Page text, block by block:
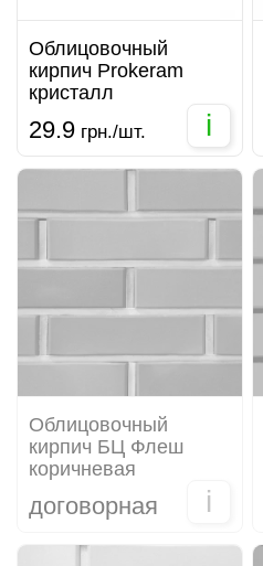
Облицовочный
кирпич Prokeram
кристалл
29.9 грн./шт. i
Облицовочный
кирпич БЦ Флеш
коричневая
договорная i